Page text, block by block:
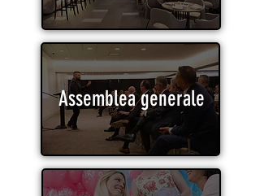
Assemblea generale